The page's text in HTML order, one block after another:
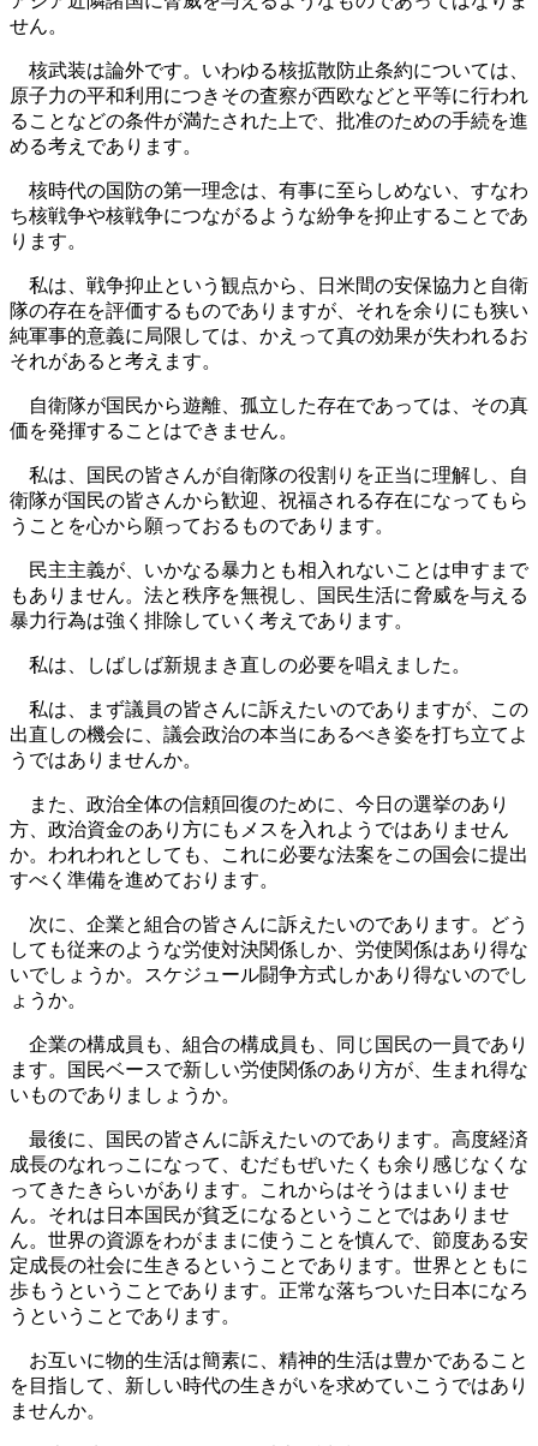
せん。
核武装は論外です。いわゆる核拡散防止条約については、
原子力の平和利用につきその査察が西欧などと平等に行われ
ることなどの条件が満たされた上で、批准のための手続を進
める考えであります。
核時代の国防の第一理念は、有事に至らしめない、すなわ
ち核戦争や核戦争につながるような紛争を抑止することであ
ります。
私は、戦争抑止という観点から、日米間の安保協力と自衛
隊の存在を評価するものでありますが、それを余りにも狭い
純軍事的意義に局限しては、かえって真の効果が失われるお
それがあると考えます。
自衛隊が国民から遊離、孤立した存在であっては、その真
価を発揮することはできません。
私は、国民の皆さんが自衛隊の役割りを正当に理解し、自
衛隊が国民の皆さんから歓迎、祝福される存在になってもら
うことを心から願っておるものであります。
民主主義が、いかなる暴力とも相入れないことは申すまで
もありません。法と秩序を無視し、国民生活に脅威を与える
暴力行為は強く排除していく考えであります。
私は、しばしば新規まき直しの必要を唱えました。
私は、まず議員の皆さんに訴えたいのでありますが、この
出直しの機会に、議会政治の本当にあるべき姿を打ち立てよ
うではありませんか。
また、政治全体の信頼回復のために、今日の選挙のあり
方、政治資金のあり方にもメスを入れようではありません
か。われわれとしても、これに必要な法案をこの国会に提出
すべく準備を進めております。
次に、企業と組合の皆さんに訴えたいのであります。どう
しても従来のような労使対決関係しか、労使関係はあり得な
いでしょうか。スケジュール闘争方式しかあり得ないのでし
ょうか。
企業の構成員も、組合の構成員も、同じ国民の一員であり
ます。国民ベースで新しい労使関係のあり方が、生まれ得な
いものでありましょうか。
最後に、国民の皆さんに訴えたいのであります。高度経済
成長のなれっこになって、むだもぜいたくも余り感じなくな
ってきたきらいがあります。これからはそうはまいりませ
ん。それは日本国民が貧乏になるということではありませ
ん。世界の資源をわがままに使うことを慎んで、節度ある安
定成長の社会に生きるということであります。世界とともに
歩もうということであります。正常な落ちついた日本になろ
うということであります。
お互いに物的生活は簡素に、精神的生活は豊かであること
を目指して、新しい時代の生きがいを求めていこうではあり
ませんか。